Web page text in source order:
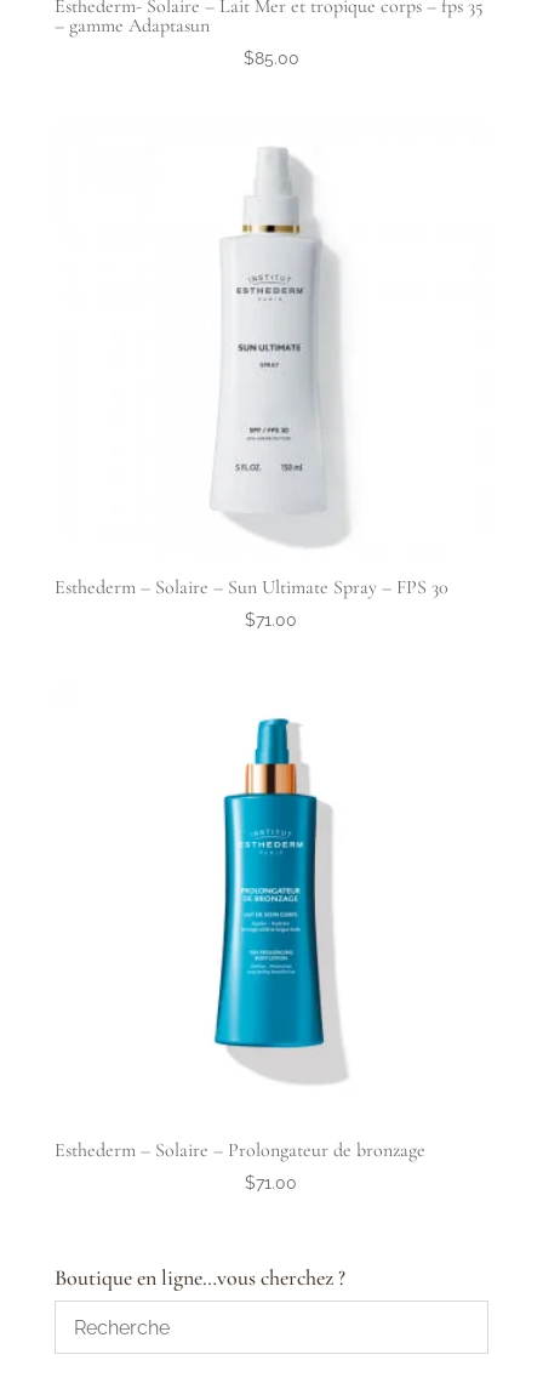
Esthederm- Solaire – Lait Mer et tropique corps – fps 35
– gamme Adaptasun
$85.00
Esthederm – Solaire – Sun Ultimate Spray – FPS 30
$71.00
Esthederm – Solaire – Prolongateur de bronzage
$71.00
Boutique en ligne…vous cherchez ?